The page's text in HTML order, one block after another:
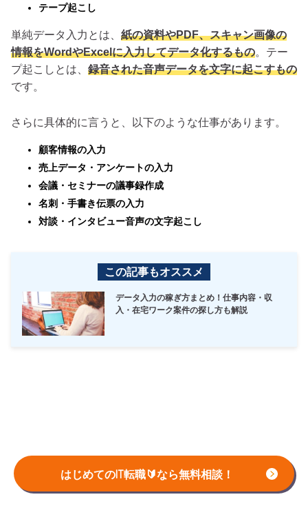
はじめてのIT転職🔰なら無料相談！
テープ起こし
単純データ入力とは、 紙の資料やPDF、スキャン画像の
情報をWordやExcelに入力してデータ化するもの。テー
プ起こしとは、 録音された音声データを文字に起こすもの
です。
さらに具体的に言うと、以下のような仕事があります。
顧客情報の入力
売上データ・アンケートの入力
会議・セミナーの議事録作成
名刺・手書き伝票の入力
対談・インタビュー音声の文字起こし
この記事もオススメ
データ入力の稼ぎ方まとめ！仕事内容・収
入・在宅ワーク案件の探し方も解説